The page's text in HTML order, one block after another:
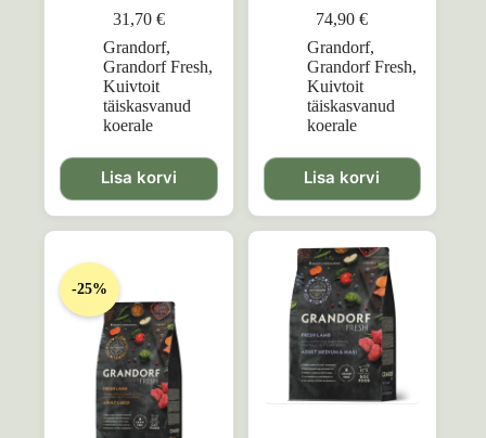
31,70 €
Grandorf,
Grandorf Fresh,
Kuivtoit
täiskasvanud
koerale
Lisa korvi
74,90€
Grandorf,
Grandorf Fresh,
Kuivtoit
täiskasvanud
koerale
Lisa korvi
-25%